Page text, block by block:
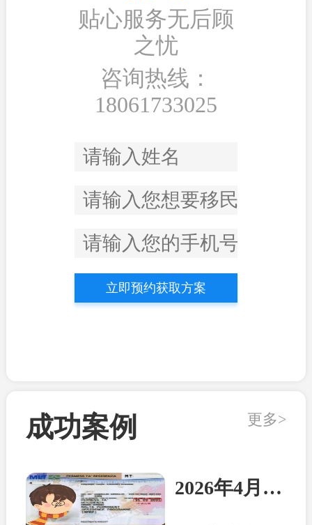
贴心服务无后顾
之忧
咨询热线：
18061733025
立即预约获取方案
成功案例 更多>
2026年4月21日：马耳他客户顺利收到永居卡